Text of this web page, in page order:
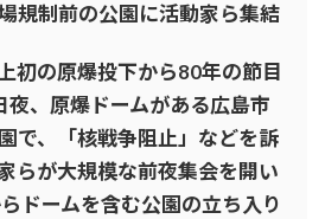
規制前の公園に活動家ら集結
初の原爆投下から80年の節目
夜、原爆ドームがある広島市
で、「核戦争阻止」などを訴
らが大規模な前夜集会を開い
ドームを含む公園の立ち入り